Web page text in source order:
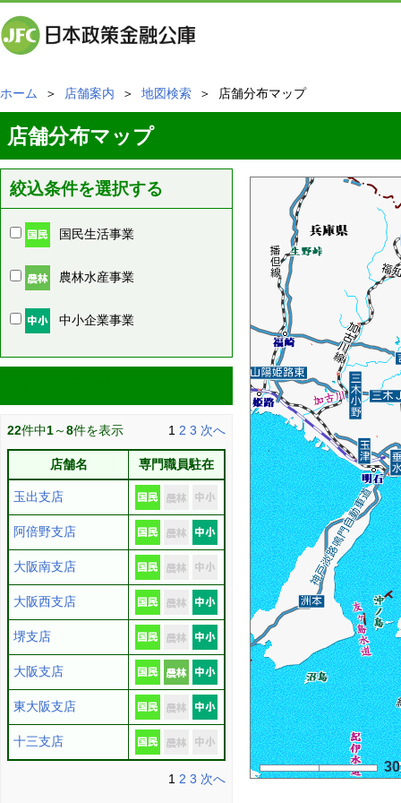
ホーム ＞ 店舗案内 ＞ 地図検索 ＞ 店舗分布マップ
店舗分布マップ
絞込条件を選択する
国民生活事業
農林水産事業
中小企業事業
22件中1～8件を表示 1 2 3 次へ
店舗名 専門職員駐在
玉出支店
阿倍野支店
大阪南支店
大阪西支店
堺支店
大阪支店
東大阪支店
十三支店
1 2 3 次へ